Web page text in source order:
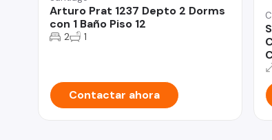
Arturo Prat 1237 Depto 2 Dorms
con 1 Baño Piso 12
2 1
Contactar ahora